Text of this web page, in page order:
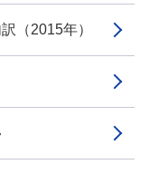
（2015年）